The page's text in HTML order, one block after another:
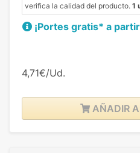
verifica la calidad del producto. 1
¡Portes gratis* a
4,71€/Ud.
AÑADIR